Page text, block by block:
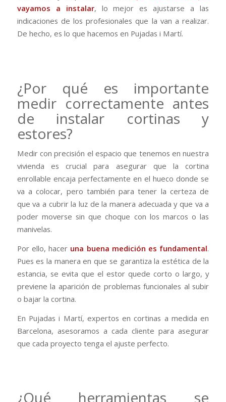
vayamos a instalar, lo mejor es ajustarse a las
indicaciones de los profesionales que la van a realizar.
De hecho, es lo que hacemos en Pujadas i Martí.
¿Por qué es importante
medir correctamente antes
de instalar cortinas y
estores?
Medir con precisión el espacio que tenemos en nuestra
vivienda es crucial para asegurar que la cortina
enrollable encaja perfectamente en el hueco donde se
va a colocar, pero también para tener la certeza de
que va a cubrir la luz de la manera adecuada y que va a
poder moverse sin que choque con los marcos o las
manivelas.
Por ello, hacer una buena medición es fundamental.
Pues es la manera en que se garantiza la estética de la
estancia, se evita que el estor quede corto o largo, y
previene la aparición de problemas funcionales al subir
o bajar la cortina.
En Pujadas i Martí, expertos en cortinas a medida en
Barcelona, asesoramos a cada cliente para asegurar
que cada proyecto tenga el ajuste perfecto.
¿Qué herramientas se